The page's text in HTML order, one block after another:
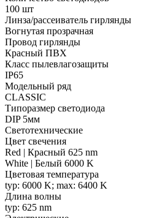
100 шт
Линза/рассеиватель гирлянды
Вогнутая прозрачная
Провод гирлянды
Красный ПВХ
Класс пылевлагозащиты
IP65
Модельный ряд
CLASSIC
Типоразмер светодиода
DIP 5мм
Светотехнические
Цвет свечения
Red | Красный 625 nm
White | Белый 6000 K
Цветовая температура
typ: 6000 K; max: 6400 K
Длина волны
typ: 625 nm